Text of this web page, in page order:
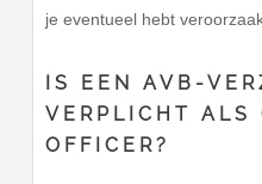
je eventueel hebt
IS EEN AVB-
VERPLICHT ALS
OFFICER?